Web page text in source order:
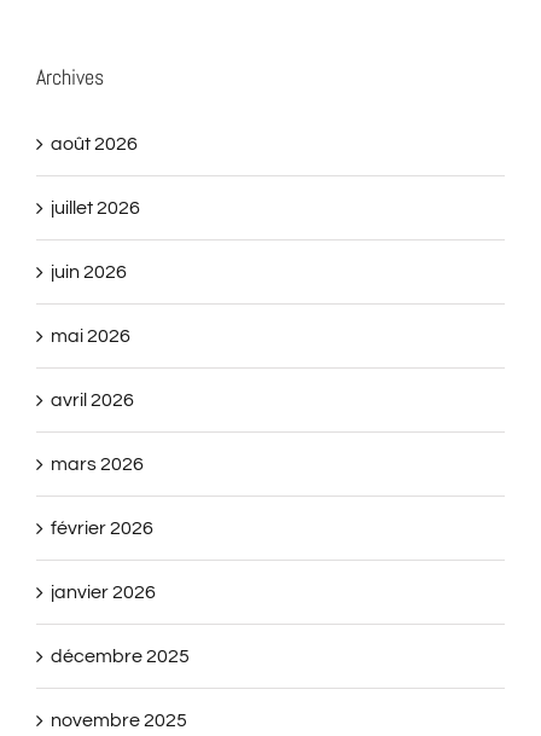
Archives
août 2026
juillet 2026
juin 2026
mai 2026
avril 2026
mars 2026
février 2026
janvier 2026
décembre 2025
novembre 2025